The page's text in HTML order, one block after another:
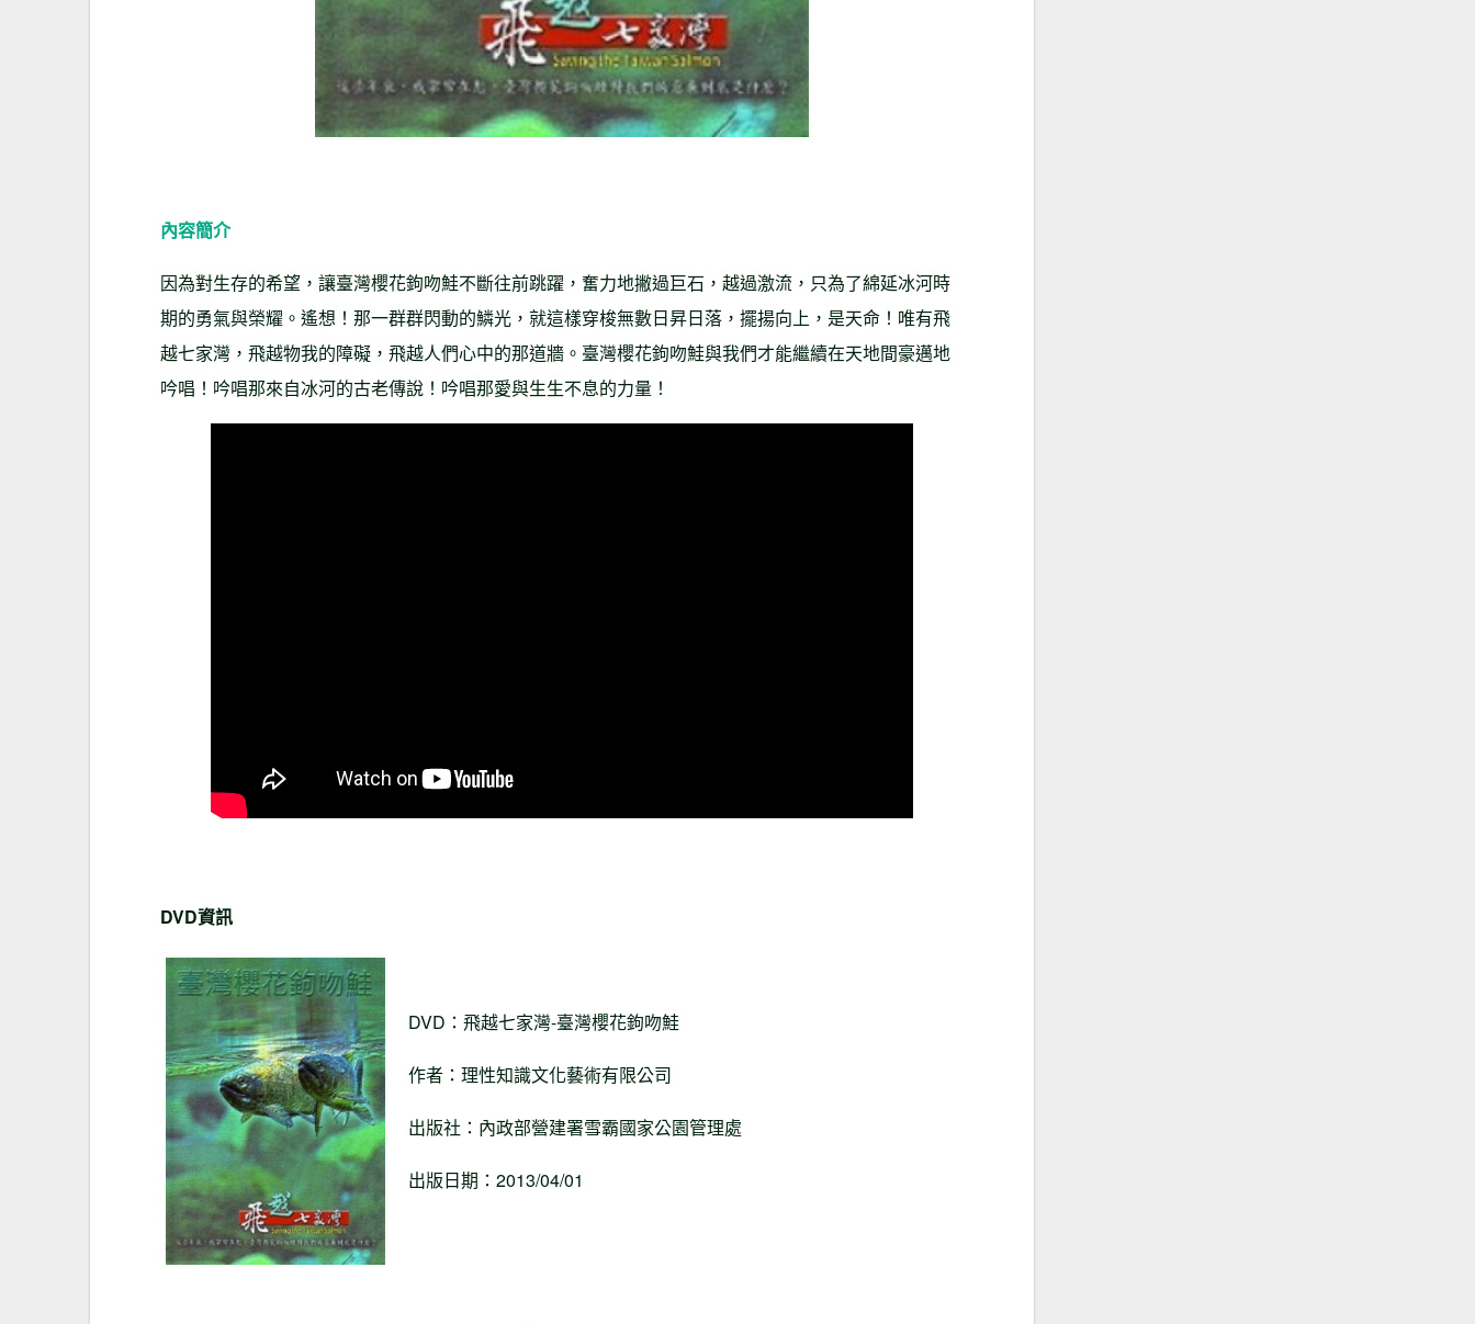
內容簡介
因為對生存的希望，讓臺灣櫻花鉤吻鮭不斷往前跳躍，奮力地撇過巨石，越過激流，只為了綿延冰河時
期的勇氣與榮耀。遙想！那一群群閃動的鱗光，就這樣穿梭無數日昇日落，擺揚向上，是天命！唯有飛
越七家灣，飛越物我的障礙，飛越人們心中的那道牆。臺灣櫻花鉤吻鮭與我們才能繼續在天地間豪邁地
吟唱！吟唱那來自冰河的古老傳說！吟唱那愛與生生不息的力量！
DVD資訊
DVD：飛越七家灣-臺灣櫻花鉤吻鮭
作者：理性知識文化藝術有限公司
出版社：內政部營建署雪霸國家公園管理處
出版日期：2013/04/01